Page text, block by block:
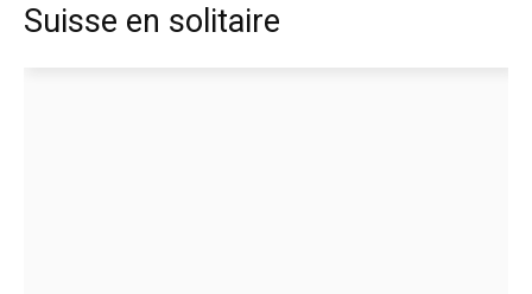
Suisse en solitaire